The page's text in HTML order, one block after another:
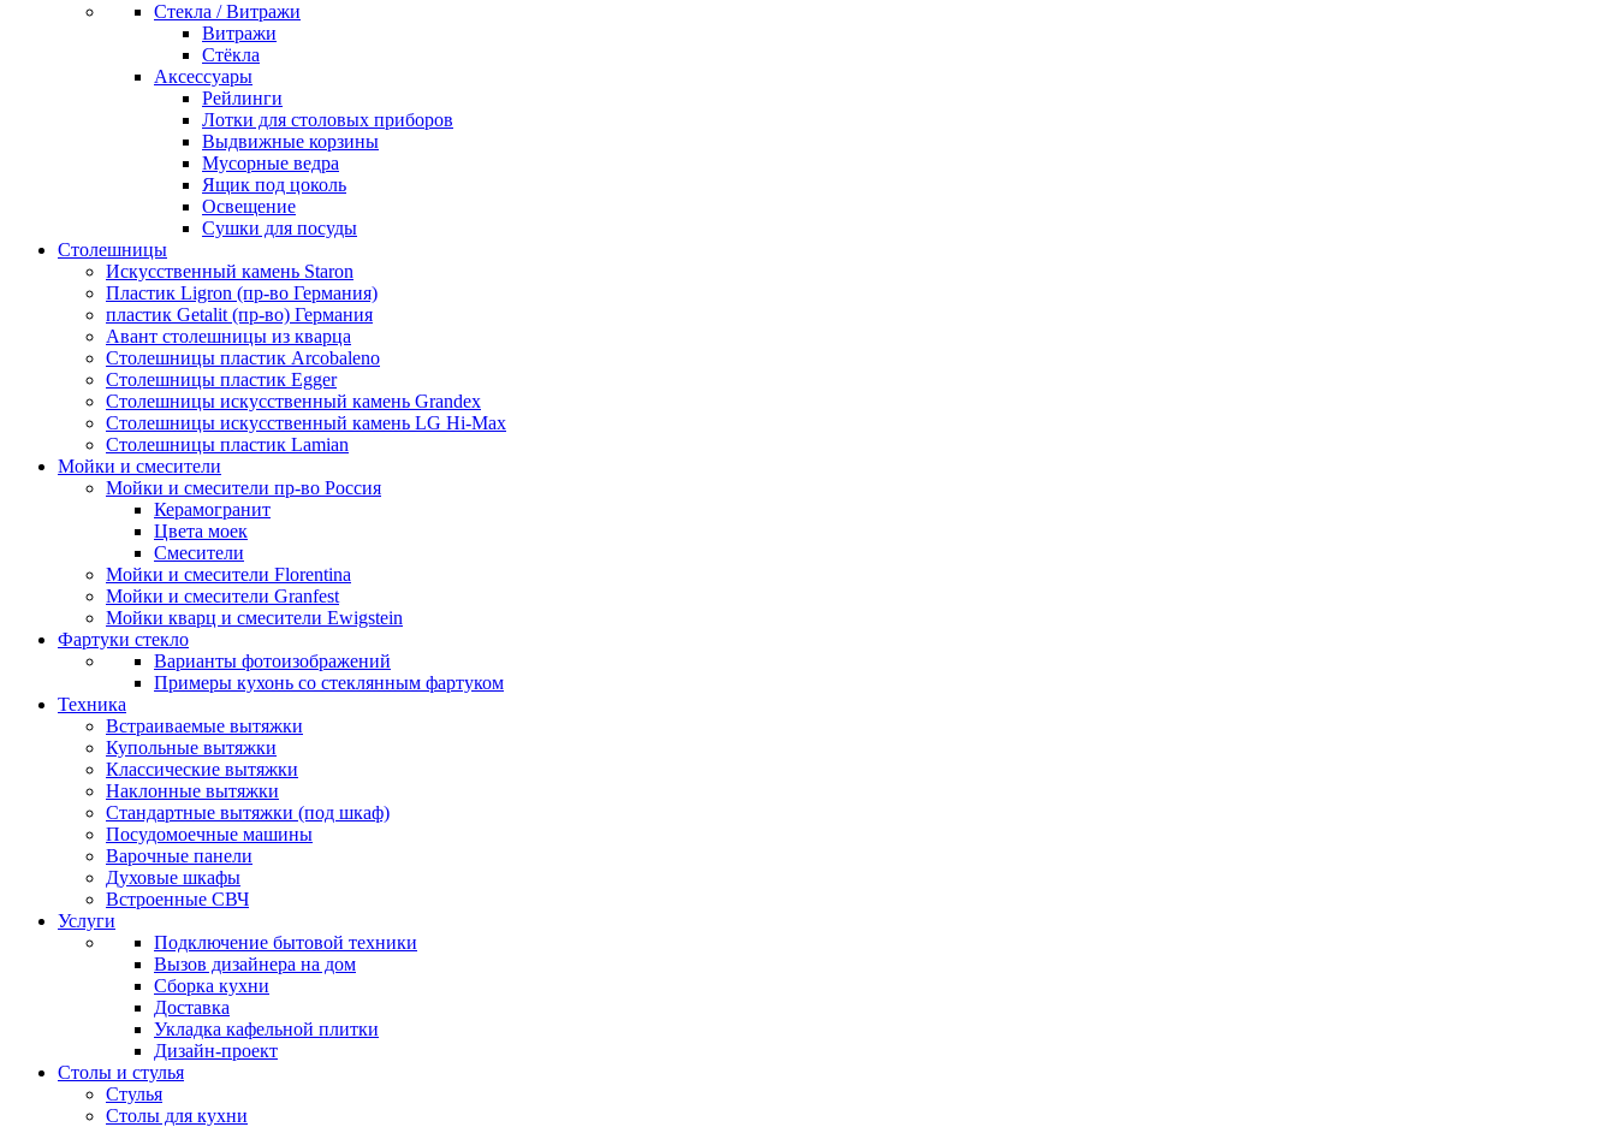
Стекла / Витражи
Витражи
Стёкла
Аксессуары
Рейлинги
Лотки для столовых приборов
Выдвижные корзины
Мусорные ведра
Ящик под цоколь
Освещение
Сушки для посуды
Столешницы
Искусственный камень Staron
Пластик Ligron (пр-во Германия)
пластик Getalit (пр-во) Германия
Авант столешницы из кварца
Столешницы пластик Arcobaleno
Столешницы пластик Egger
Столешницы искусственный камень Grandex
Столешницы искусственный камень LG Hi-Max
Столешницы пластик Lamian
Мойки и смесители
Мойки и смесители пр-во Россия
Керамогранит
Цвета моек
Смесители
Мойки и смесители Florentina
Мойки и смесители Granfest
Мойки кварц и смесители Ewigstein
Фартуки стекло
Варианты фотоизображений
Примеры кухонь со стеклянным фартуком
Техника
Встраиваемые вытяжки
Купольные вытяжки
Классические вытяжки
Наклонные вытяжки
Стандартные вытяжки (под шкаф)
Посудомоечные машины
Варочные панели
Духовые шкафы
Встроенные СВЧ
Услуги
Подключение бытовой техники
Вызов дизайнера на дом
Сборка кухни
Доставка
Укладка кафельной плитки
Дизайн-проект
Столы и стулья
Стулья
Столы для кухни